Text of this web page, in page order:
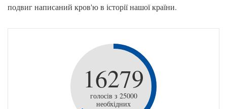
подвиг написаний кров'ю в історії нашої країни.
16279
голосів з 25000
необхідних